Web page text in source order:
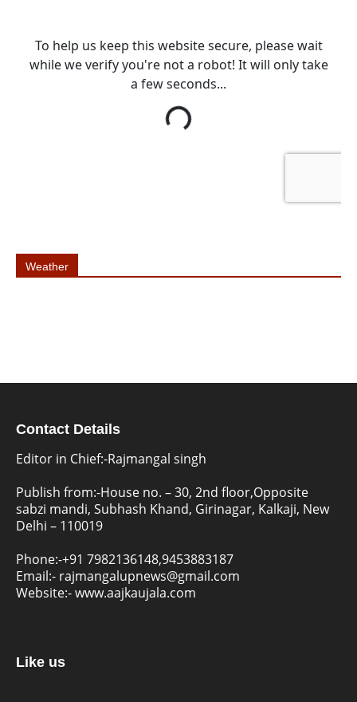
Weather
Contact Details
Editor in Chief:-Rajmangal singh
Publish from:-House no. – 30, 2nd floor,Opposite
sabzi mandi, Subhash Khand, Girinagar, Kalkaji, New
Delhi – 110019
Phone:-+91 7982136148,9453883187
Email:- rajmangalupnews@gmail.com
Website:-www.aajkaujala.com
Like us